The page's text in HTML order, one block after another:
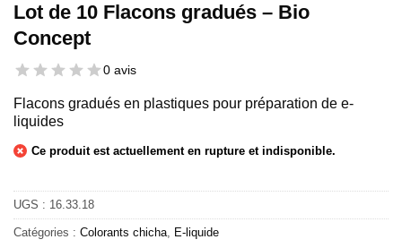
Lot de 10 Flacons gradués – Bio
Concept
0 avis
Flacons gradués en plastiques pour préparation de e-
liquides
Ce produit est actuellement en rupture et indisponible.
UGS : 16.33.18
Catégories : Colorants chicha E-liquide